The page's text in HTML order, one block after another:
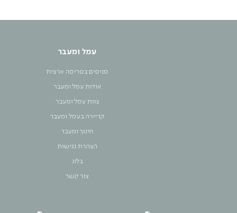
עמל ומעבר
סניפים בפריסה ארצית
אודות עמל ומעבר
צוות עמל ומעבר
קריירה בעמל ומעבר
חינוך ומעבר
הצהרת נגישות
בלוג
צור קשר